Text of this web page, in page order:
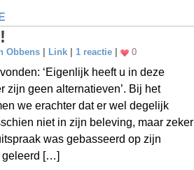
Obbens Link 1 reactie 0
‘Eigenlijk heeft u in deze
zijn geen alternatieven’. Bij het
we erachter dat er wel degelijk
niet in zijn beleving, maar zeker
was gebasseerd op zijn
geleerd […]